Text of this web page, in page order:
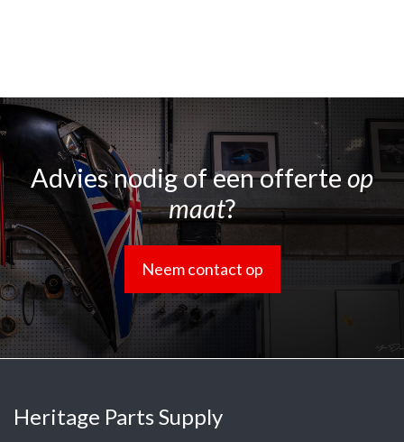
Advies nodig of een offerteop
maat?
Neem contact op
Heritage Parts Supply